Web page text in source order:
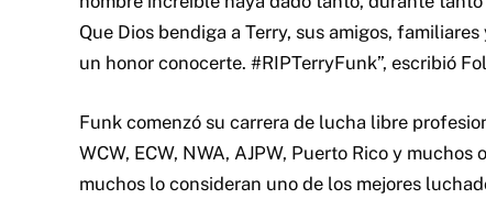
Que Dios bendiga a Terry, sus amigos,
un honor conocerte. #RIPTerryFunk”, escribió
Funk comenzó su carrera de lucha libre
WCW, ECW, NWA, AJPW, Puerto Rico y muchos
muchos lo consideran uno de los mejores